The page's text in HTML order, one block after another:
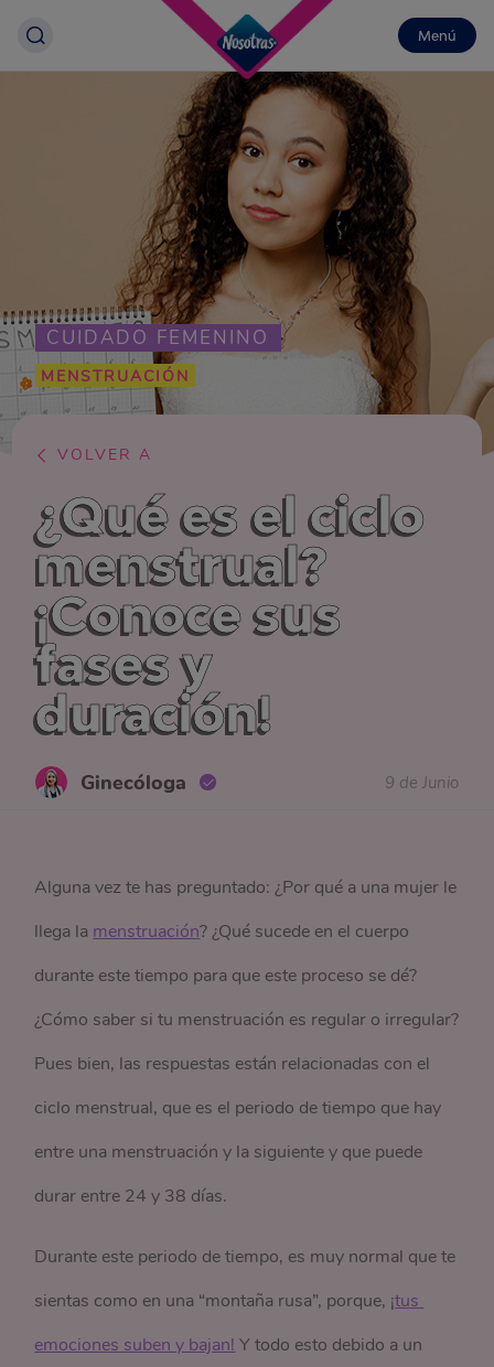
Menú
CUIDADO FEMENINO
MENSTRUACIÓN
VOLVER A
¿Qué es el ciclo
menstrual?
¡Conoce sus
fases y
duración!
Ginecóloga 9 de Junio
Alguna vez te has preguntado: ¿Por qué a una mujer le
llega la menstruación? ¿Qué sucede en el cuerpo
durante este tiempo para que este proceso se dé?
¿Cómo saber si tu menstruación es regular o irregular?
Pues bien, las respuestas están relacionadas con el
ciclo menstrual, que es el periodo de tiempo que hay
entre una menstruación y la siguiente y que puede
durar entre 24 y 38 días.
Durante este periodo de tiempo, es muy normal que te
sientas como en una “montaña rusa”, porque, ¡tus
emociones suben y bajan! Y todo esto debido a un